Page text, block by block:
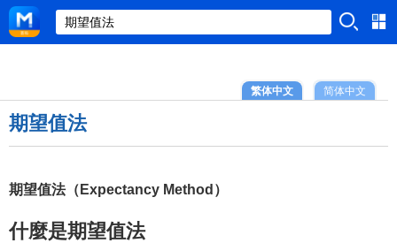
简体中文
繁体中文
期望值法
期望值法（Expectancy Method）
什麼是期望值法